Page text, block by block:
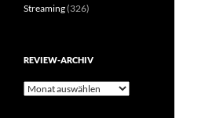
Streaming(326)
REVIEW-ARCHIV
Review-